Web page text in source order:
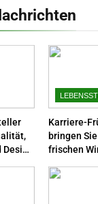
locken Sie
LEBENSSTIL
Quereinstieg in
Saison.
LEBENSSTIL
Farbenpracht
Wintergrau: So
kombinieren Sie
Karriere-
bringen
frischen